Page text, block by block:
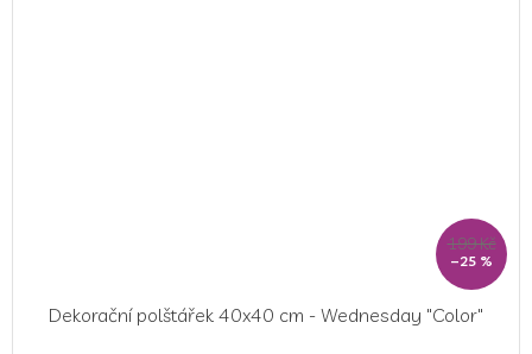
199 Kč
–25 %
Dekorační polštářek 40x40 cm - Wednesday "Color"